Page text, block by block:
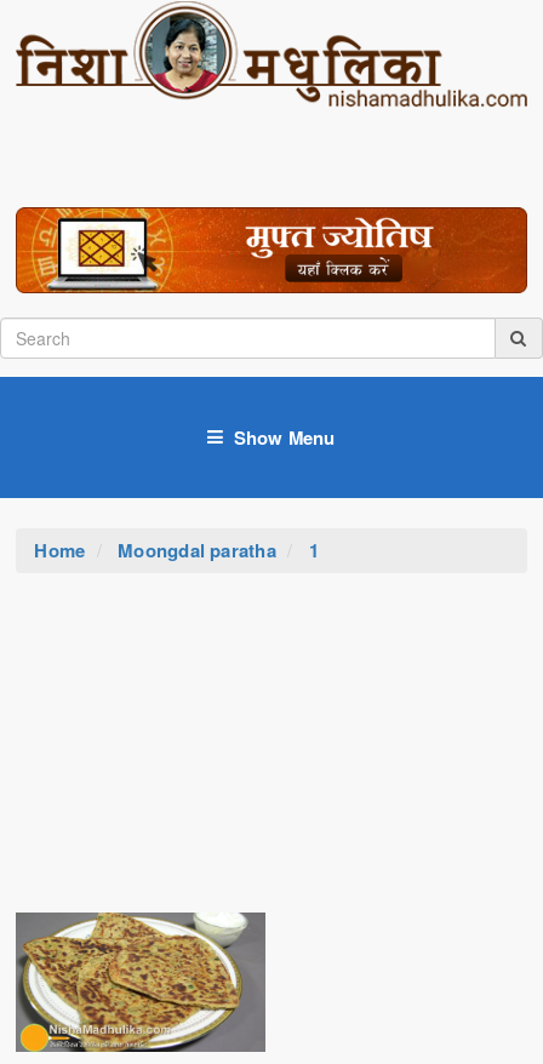
Show Menu
Home Moongdal paratha 1